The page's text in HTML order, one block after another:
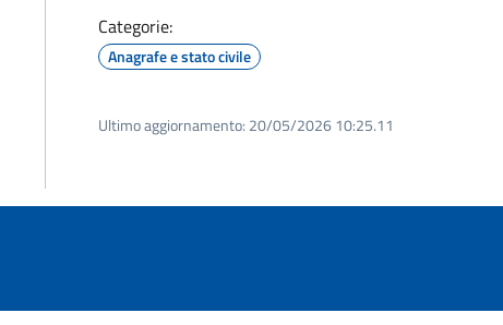
Categorie:
Anagrafe e stato civile
Ultimo aggiornamento: 20/05/2026 10:25.11